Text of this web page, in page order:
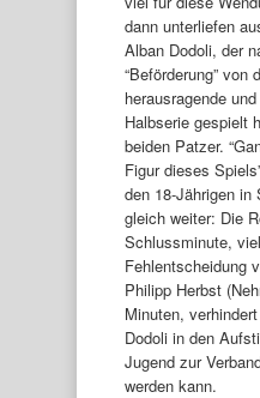
dann unterliefen
Alban Dodoli, der
“Beförderung” von
herausragende
Halbserie gespielt
beiden Patzer.
Figur dieses
den 18-Jährigen
gleich weiter: Die
Schlussminute,
Fehlentscheidung
Philipp Herbst
Minuten,
Dodoli in den
Jugend zur
werden kann.